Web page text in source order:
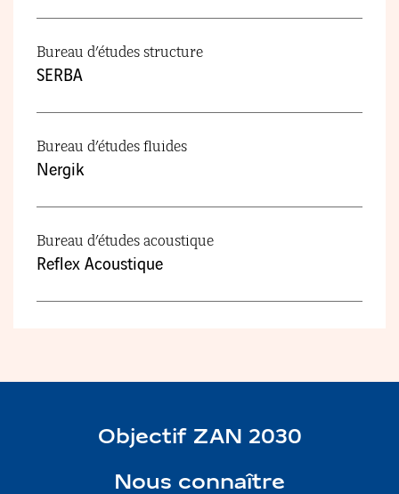
Bureau d’études structure
SERBA
Bureau d’études fluides
Nergik
Bureau d’études acoustique
Reflex Acoustique
Objectif ZAN 2030
Nous connaître